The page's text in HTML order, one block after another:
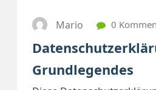
Mario 0
Grundlegendes